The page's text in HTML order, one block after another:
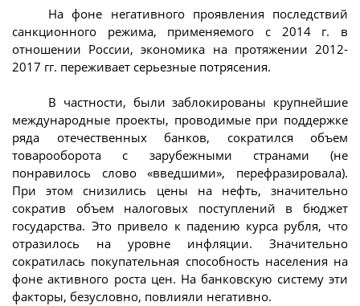
На фоне негативного проявления последствий
санкционного режима, применяемого с 2014 г. в
отношении России, экономика на протяжении 2012-
2017 гг. переживает серьезные потрясения.
В частности, были заблокированы крупнейшие
международные проекты, проводимые при поддержке
ряда отечественных банков, сократился объем
товарооборота с зарубежными странами (не
понравилось слово «введшими», перефразировала).
При этом снизились цены на нефть, значительно
сократив объем налоговых поступлений в бюджет
государства. Это привело к падению курса рубля, что
отразилось на уровне инфляции. Значительно
сократилась покупательная способность населения на
фоне активного роста цен. На банковскую систему эти
факторы, безусловно, повлияли негативно.